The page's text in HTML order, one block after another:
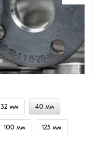
32 мм 40 мм
100 мм 125 мм